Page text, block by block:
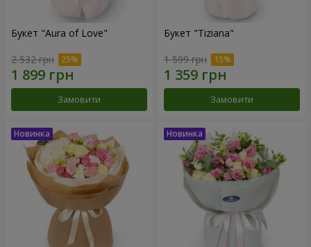
Букет "Aura of Love"
2 532 грн
Замовити
Букет "Tiziana"
1 599 грн
Замовити